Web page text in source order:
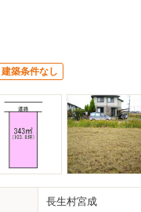
建築条件なし
長生村宮成